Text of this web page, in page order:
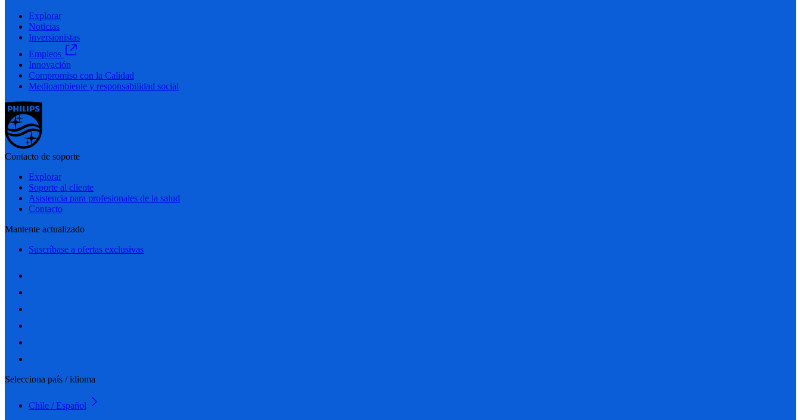
Explorar
Noticias
Inversionistas
Empleos
Innovación
Compromiso con la Calidad
Medioambiente y responsabilidad social
Contacto de soporte
Explorar
Soporte al cliente
Asistencia para profesionales de la salud
Contacto
Mantente actualizado
Suscríbase a ofertas exclusivas
Selecciona país / idioma
Chile / Español